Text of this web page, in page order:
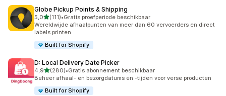
Globe Pickup Points & Shipping
5,0van 5 sterren
(111)
111 recensies in totaal
•Gratis proefperiode beschikbaar
Wereldwijde afhaalpunten van meer dan 60 vervoerders en direct
labels printen
Built for Shopify
D: Local Delivery Date Picker
4,9van 5 sterren
(280)
280 recensies in totaal
•Gratis abonnement beschikbaar
Beheer afhaal- en bezorgdatums en -tijden voor verse producten
Built for Shopify